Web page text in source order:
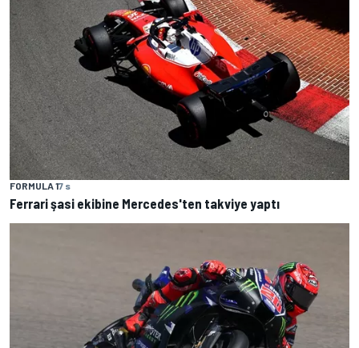
FORMULA 17 s
Ferrari şasi ekibine Mercedes'ten takviye yaptı